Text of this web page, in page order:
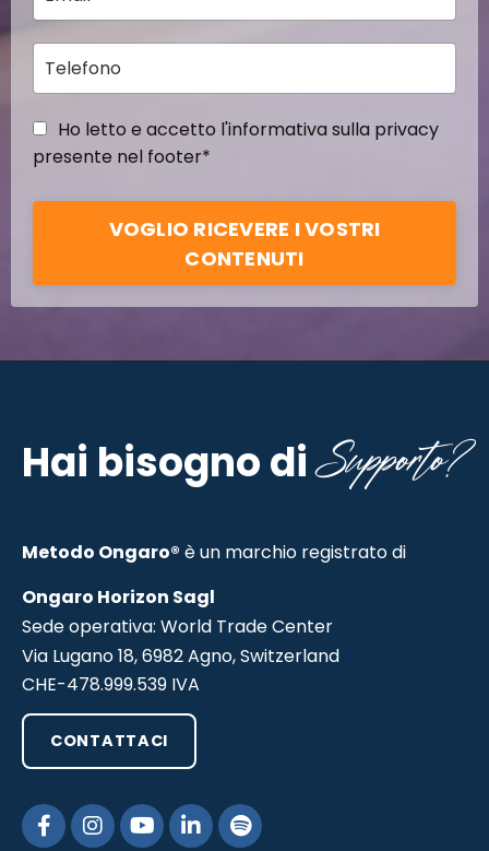
Ho letto e accetto l'informativa sulla privacy
presente nel footer*
VOGLIO RICEVERE I VOSTRI
CONTENUTI
Hai bisogno diSupporto?
Metodo Ongaro® è un marchio registrato di
Ongaro Horizon Sagl
Sede operativa: World Trade Center
Via Lugano 18, 6982 Agno, Switzerland
CHE-478.999.539 IVA
CONTATTACI